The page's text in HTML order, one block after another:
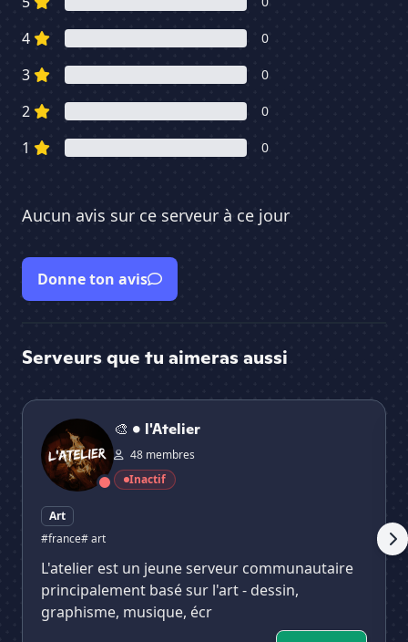
4 0
3 0
2 0
1 0
Aucun avis sur ce serveur à ce jour
Donne ton avis
Serveurs que tu aimeras aussi
🎨 • l'Atelier
🎨 • l'Atelier
48 membres
Inactif
Art
#france# art
L'atelier est un jeune serveur communautaire
principalement basé sur l'art - dessin,
graphisme, musique, écr